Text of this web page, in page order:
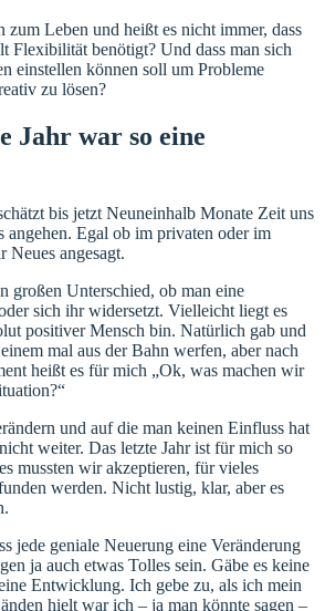
zum Leben und heißt es nicht immer, dass
Flexibilität benötigt? Und dass man sich
einstellen können soll um Probleme
zu lösen?
Jahr war so eine
bis jetzt Neuneinhalb Monate Zeit uns
angehen. Egal ob im privaten oder im
Neues angesagt.
großen Unterschied, ob man eine
sich ihr widersetzt. Vielleicht liegt es
positiver Mensch bin. Natürlich gab und
mal aus der Bahn werfen, aber nach
heißt es für mich „Ok, was machen wir
und auf die man keinen Einfluss hat
weiter. Das letzte Jahr ist für mich so
mussten wir akzeptieren, für vieles
werden. Nicht lustig, klar, aber es
jede geniale Neuerung eine Veränderung
ja auch etwas Tolles sein. Gäbe es keine
Entwicklung. Ich gebe zu, als ich mein
hielt war ich – ja man könnte sagen –